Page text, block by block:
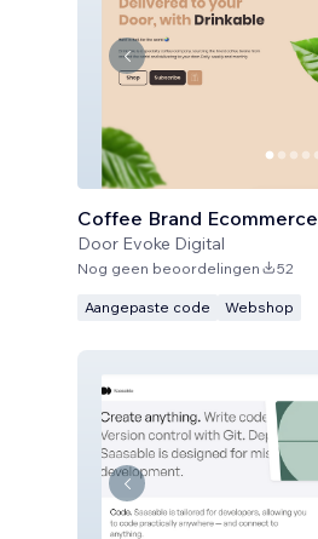
Coffee Brand Ecommerce
Door Evoke Digital
Nog geen beoordelingen 52
Aangepaste code Webshop